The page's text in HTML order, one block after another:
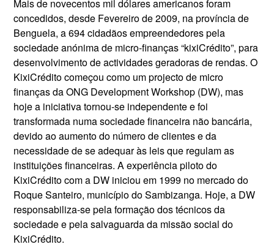
Mais de novecentos mil dólares americanos foram
concedidos, desde Fevereiro de 2009, na província de
Benguela, a 694 cidadãos empreendedores pela
sociedade anónima de micro-finanças “kixiCrédito”, para
desenvolvimento de actividades geradoras de rendas. O
KixiCrédito começou como um projecto de micro
finanças da ONG Development Workshop (DW), mas
hoje a iniciativa tornou-se independente e foi
transformada numa sociedade financeira não bancária,
devido ao aumento do número de clientes e da
necessidade de se adequar às leis que regulam as
instituições financeiras. A experiência piloto do
KixiCrédito com a DW iniciou em 1999 no mercado do
Roque Santeiro, município do Sambizanga. Hoje, a DW
responsabiliza-se pela formação dos técnicos da
sociedade e pela salvaguarda da missão social do
KixiCrédito.